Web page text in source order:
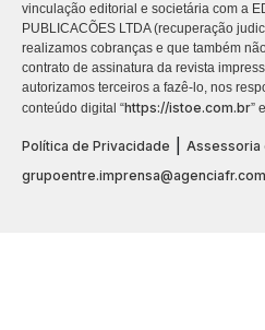
vinculação editorial e societária com a
PUBLICACÕES LTDA (recuperação
realizamos cobranças e que também
contrato de assinatura da revista
autorizamos terceiros a fazê-lo, nos
conteúdo digital “https://istoe.com.br”
Política de Privacidade
Assessoria